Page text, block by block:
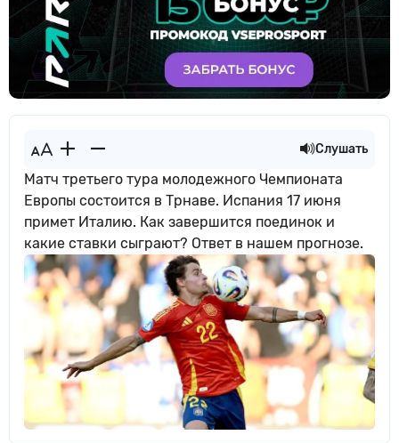
Слушать
Матч третьего тура молодежного Чемпионата
Европы состоится в Трнаве. Испания 17 июня
примет Италию. Как завершится поединок и
какие ставки сыграют? Ответ в нашем прогнозе.